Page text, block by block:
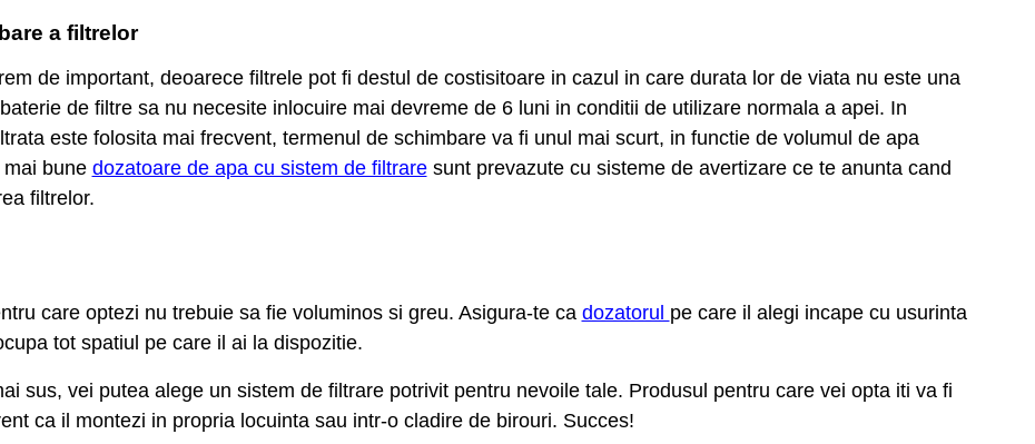
a filtrelor
de important, deoarece filtrele pot fi destul de costisitoare in cazul in care durata lor de viata nu este una
de filtre sa nu necesite inlocuire mai devreme de 6 luni in conditii de utilizare normala a apei. In
este folosita mai frecvent, termenul de schimbare va fi unul mai scurt, in functie de volumul de apa
bune dozatoare de apa cu sistem de filtraresunt prevazute cu sisteme de avertizare ce te anunta cand
filtrelor.
care optezi nu trebuie sa fie voluminos si greu. Asigura-te ca dozatorul pe care il alegi incape cu usurinta
tot spatiul pe care il ai la dispozitie.
sus, vei putea alege un sistem de filtrare potrivit pentru nevoile tale. Produsul pentru care vei opta iti va fi
ca il montezi in propria locuinta sau intr-o cladire de birouri. Succes!